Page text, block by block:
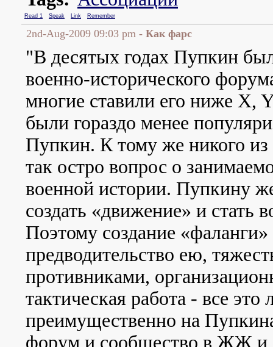
Read 1 Speak Link Remember
2nd-Aug-2009 09:03 pm - Как фарс
"В десятых годах Пупкин
военно-исторического
многие ставили его ниже X,
были гораздо менее
Пупкин. К тому же никого из
так остро вопрос о
военной истории. Пупкину
создать «движение» и стать
Поэтому создание «фаланги»
предводительство ею,
противниками,
тактическая работа - все это
преимущественно на
форум и сообщество в ЖЖ и